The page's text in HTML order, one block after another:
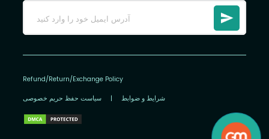
Refund/Return/Exchange Policy
سیاست حفظ حریم خصوصی | شرایط و ضوابط